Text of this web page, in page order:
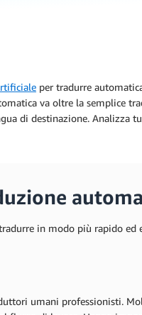
per tradurre
va oltre la semplice
di destinazione. Analizza
in modo più rapido ed
umani professionisti.